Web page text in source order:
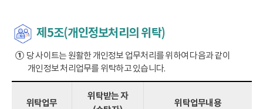
제5조(개인정보처리의 위탁)
①당 사이트는 원활한 개인정보 업무처리를 위하여 다음과 같이
개인정보 처리업무를 위탁하고 있습니다.
위탁업무
위탁받는 자
위탁업무내용